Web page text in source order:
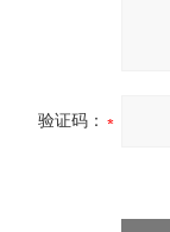
验证码：